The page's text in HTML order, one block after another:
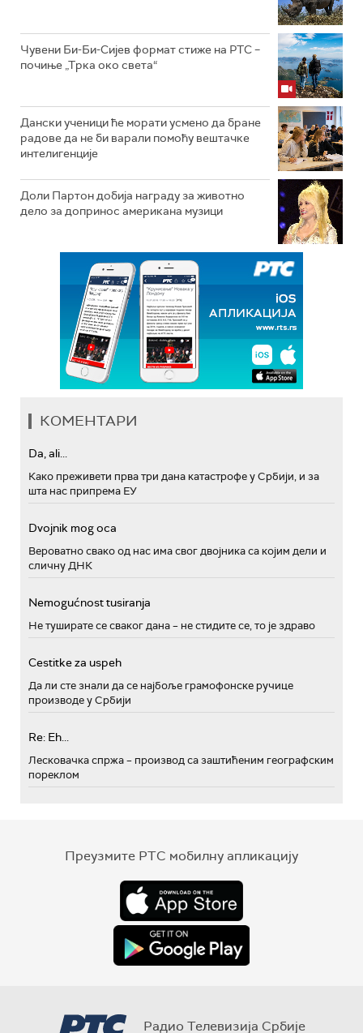
Чувени Би-Би-Сијев формат стиже на РТС –
почиње „Трка око света“
Дански ученици ће морати усмено да бране
радове да не би варали помоћу вештачке
интелигенције
Доли Партон добија награду за животно
дело за допринос американа музици
КОМЕНТАРИ
Da, ali...
Како преживети прва три дана катастрофе у Србији, и за
шта нас припрема ЕУ
Dvojnik mog oca
Вероватно свако од нас има свог двојника са којим дели и
сличну ДНК
Nemogućnost tusiranja
Не туширате се сваког дана – не стидите се, то је здраво
Cestitke za uspeh
Да ли сте знали да се најбоље грамофонске ручице
производе у Србији
Re: Eh...
Лесковачка спржа – производ са заштићеним географским
пореклом
Преузмите РТС мобилну апликацију
Радио Телевизија Србије